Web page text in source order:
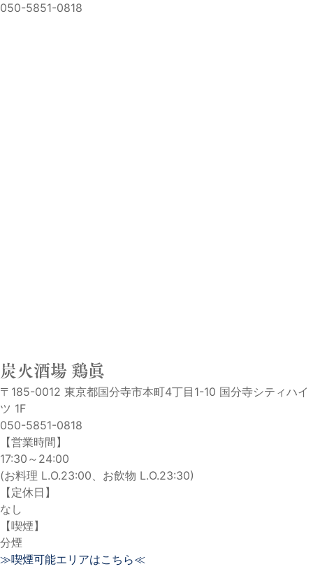
050-5851-0818
炭火酒場 鶏眞
〒185-0012 東京都国分寺市本町4丁目1-10 国分寺シティハイ
ツ 1F
050-5851-0818
【営業時間】
17:30～24:00
(お料理 L.O.23:00、お飲物 L.O.23:30)
【定休日】
なし
【喫煙】
分煙
≫喫煙可能エリアはこちら≪